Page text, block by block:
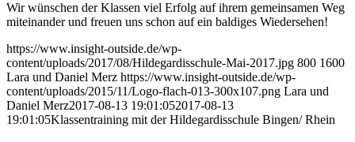
Wir wünschen der Klassen viel Erfolg auf ihrem gemeinsamen Weg
miteinander und freuen uns schon auf ein baldiges Wiedersehen!
https://www.insight-outside.de/wp-
content/uploads/2017/08/Hildegardisschule-Mai-2017.jpg 800 1600
Lara und Daniel Merz https://www.insight-outside.de/wp-
content/uploads/2015/11/Logo-flach-013-300x107.png Lara und
Daniel Merz2017-08-13 19:01:052017-08-13
19:01:05Klassentraining mit der Hildegardisschule Bingen/ Rhein